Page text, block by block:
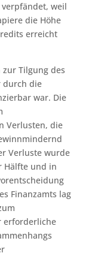
weil
die Höhe
erreicht
zur Tilgung des
durch die
war. Die
Verlusten, die
Verluste wurde
Hälfte und in
Finanzamts lag
erforderliche